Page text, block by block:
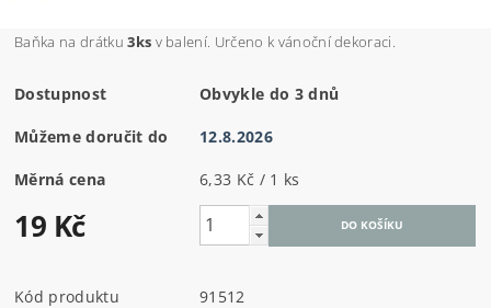
Baňka na drátku3ks v balení. Určeno k vánoční dekoraci.
Dostupnost Obvykle do 3 dnů
Můžeme doručit do 12.8.2026
Měrná cena 6,33 Kč / 1 ks
19 Kč
Kód produktu
91512